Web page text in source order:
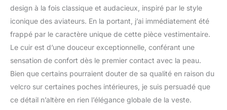
design à la fois classique et audacieux, inspiré par le style
iconique des aviateurs. En la portant, j’ai immédiatement été
frappé par le caractère unique de cette pièce vestimentaire.
Le cuir est d’une douceur exceptionnelle, conférant une
sensation de confort dès le premier contact avec la peau.
Bien que certains pourraient douter de sa qualité en raison du
velcro sur certaines poches intérieures, je suis persuadé que
ce détail n’altère en rien l’élégance globale de la veste.